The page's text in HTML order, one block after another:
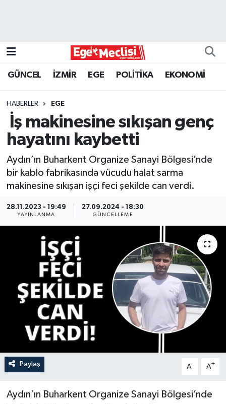
GÜNCEL İZMİR EGE POLİTİKA EKONOMİ
HABERLER EGE
İş makinesine sıkışan genç
hayatını kaybetti
Aydın’ın Buharkent Organize Sanayi Bölgesi’nde
bir kablo fabrikasında vücudu halat sarma
makinesine sıkışan işçi feci şekilde can verdi.
28.11.2023 - 19:49
YAYINLANMA
27.09.2024 - 18:30
GÜNCELLEME
Paylaş A- A+
Aydın’ın Buharkent Organize Sanayi Bölgesi’nde
GÜNCEL
İZMİR
ÖZEL HABER
Programlar
SPOR
YAŞAM